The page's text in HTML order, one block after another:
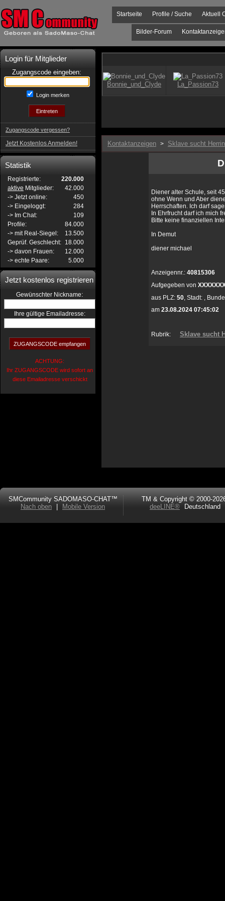
Aktuell
Profile / Suche
Startseite
Bilder-Forum
Login für Mitglieder
Zugangscode eingeben:
Login merken
Zugangscode vergessen?
Jetzt Kostenlos Anmelden!
Statistik
Registrierte:
220.000
aktive Mitglieder:
42.000
-> Jetzt online:
450
-> Eingeloggt:
284
-> Im Chat:
109
Profile:
84.000
-> mit Real-Siegel:
13.500
Geprüf. Geschlecht: 18.000
-> davon Frauen:
12.000
-> echte Paare:
5.000
Jetzt kostenlos registrieren
Gewünschter Nickname:
Ihre gültige Emailadresse:
ACHTUNG:
Ihr ZUGANGSCODE wird sofort an
diese Emailadresse verschickt
Kontaktanzeigen > Sklave sucht Herrin
Diener alter Schule, seit
ohne Wenn und Aber
Herrschaften. Ich darf
In Ehrfrucht darf ich mich
Bitte keine finanziellen
In Demut
diener michael
Anzeigennr.: 40815306
Aufgegeben von
aus PLZ: 50, Stadt: ,
am 23.08.2024 07:45:02
Rubrik: Sklave sucht
SMCommunity SADOMASO-CHAT™
Nach oben
Mobile Version
TM & Copyright © 2000-
deeLINE®
Deutschland